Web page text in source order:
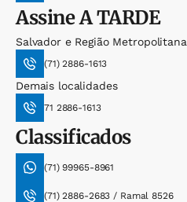
AssineA TARDE
Salvador e Região Metropolitana
(71) 2886-1613
Demais localidades
71 2886-1613
Classificados
(71) 99965-8961
(71) 2886-2683 / Ramal 8526